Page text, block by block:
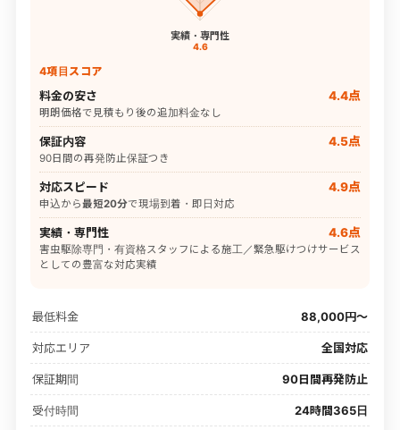
実績・専門性
4.6
4項目スコア
料金の安さ 4.4点
明朗価格で見積もり後の追加料金なし
保証内容 4.5点
90日間の再発防止保証つき
対応スピード 4.9点
申込から最短20分で現場到着・即日対応
実績・専門性 4.6点
害虫駆除専門・有資格スタッフによる施工／緊急駆けつけサービス
としての豊富な対応実績
最低料金 88,000円〜
対応エリア 全国対応
保証期間 90日間再発防止
受付時間 24時間365日